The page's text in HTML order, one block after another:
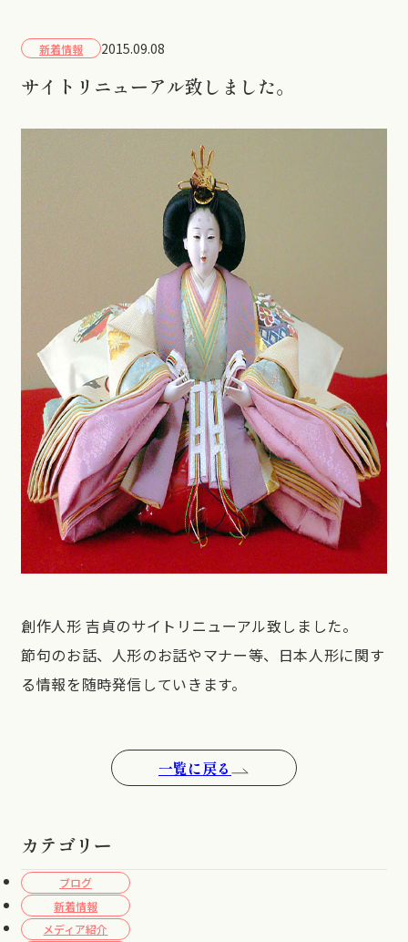
カテゴリー
ブログ
新着情報
メディア紹介
新着情報 2015.09.08
サイトリニューアル致しました。
創作人形 吉貞のサイトリニューアル致しました。
節句のお話、人形のお話やマナー等、日本人形に関す
る情報を随時発信していきます。
一覧に戻る